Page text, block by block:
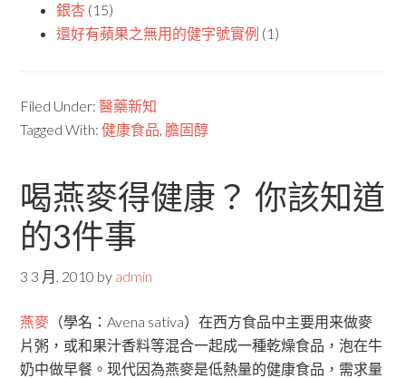
銀杏 (15)
還好有蘋果之無用的健字號實例 (1)
Filed Under:醫藥新知
Tagged With:健康食品, 膽固醇
喝燕麥得健康？ 你該知道
的3件事
3 3 月, 2010 by admin
燕麥 （學名：Avena sativa）在西方食品中主要用来做麥
片粥，或和果汁香料等混合一起成一種乾燥食品，泡在牛
奶中做早餐。现代因為燕麥是低熱量的健康食品，需求量